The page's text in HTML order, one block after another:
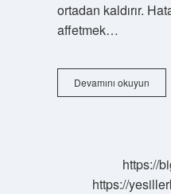
ortadan kaldırır.
affetmek…
Devamını okuyun
https://
https://